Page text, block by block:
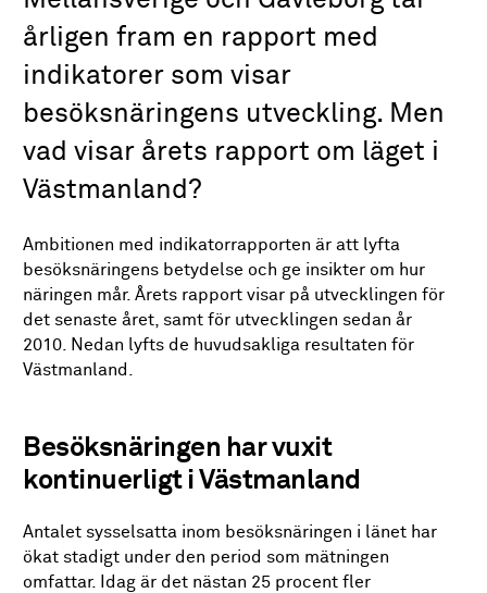
årligen fram en rapport med
indikatorer som visar
besöksnäringens utveckling. Men
vad visar årets rapport om läget i
Västmanland?
Ambitionen med indikatorrapporten är att lyfta
besöksnäringens betydelse och ge insikter om hur
näringen mår. Årets rapport visar på utvecklingen för
det senaste året, samt för utvecklingen sedan år
2010. Nedan lyfts de huvudsakliga resultaten för
Västmanland.
Besöksnäringen har vuxit
kontinuerligt i Västmanland
Antalet sysselsatta inom besöksnäringen i länet har
ökat stadigt under den period som mätningen
omfattar. Idag är det nästan 25 procent fler